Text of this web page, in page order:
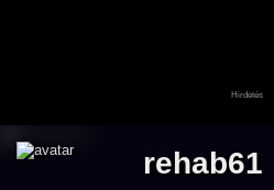
rehab61